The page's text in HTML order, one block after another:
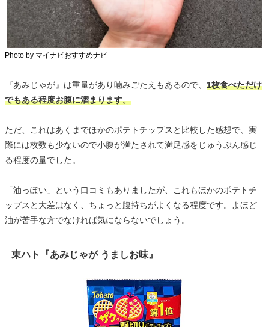
Photo by マイナビおすすめナビ
『あみじゃが』は重量があり噛みごたえもあるので、 1枚食べただけ
でもある程度お腹に溜まります。
ただ、これはあくまでほかのポテトチップスと比較した感想で、実
際には枚数も少ないので小腹が満たされて満足感をじゅうぶん感じ
る程度の量でした。
「油っぽい」という口コミもありましたが、これもほかのポテトチ
ップスと大差はなく、ちょっと腹持ちがよくなる程度です。よほど
油が苦手な方でなければ気にならないでしょう。
東ハト『あみじゃが うましお味』